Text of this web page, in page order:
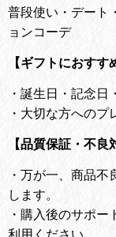
普段使い・デート
ョンコーデ
【ギフトにおすす
・ 誕生日・記念日
・ 大切な方へのプ
【品質保証・不良
・ 万が一、商品不
します。
・ 購入後のサポー
利用ください。